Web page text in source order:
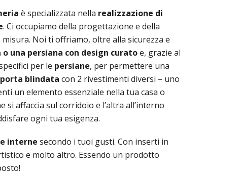
è specializzata nella realizzazione di
. Ci occupiamo della progettazione e della
Noi ti offriamo, oltre alla sicurezza e
una persiana con design curatoe, grazie al
per le persiane, per permettere una
porta blindata con 2 rivestimenti diversi – uno
un elemento essenziale nella tua casa o
si affaccia sul corridoio e l’altra all’interno
ogni tua esigenza.
interne secondo i tuoi gusti. Con inserti in
e molto altro. Essendo un prodotto